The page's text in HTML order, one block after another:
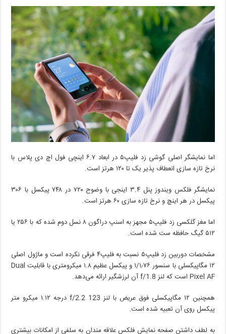
اما نمایشگر اصلی گوشی زد فلیپ۵ در ابعاد ۶.۷ اینچی فول اچ دی پلاس با
نرخ تازه سازی انعطاف پذیر یک تا ۱۲۰ هرتز است.
نمایشگر فلکس ویندوز پنل ۳.۴ اینجی با وضوح ۷۲۰ در ۷۴۸ پیکسل با ۳۰۶
پیکسل در هر اینچ و نرخ تازه سازی ۶۰ هرتز است.
اما مغز گلکسی زد فلیپ۵ مجهز به اسنپ دراگون ۸ نسل دوم شده که با ۲۵۶ یا
۵۱۲ گیگ حافظه ست شده است.
مشخصات دوربین زد فلیپ۵ نسبت به فلیپ۴ فرقی نکرده است و ماژول اصلی
۱۲ مگاپیکسلی با سنسور ۱/۱٫۷۶ و پیکسل عظیم ۱.۸ میکرومتری با قابلیت Dual
Pixel AF است که لنز f/1.8 آن لرزشگیر ارائه می‌دهد.
همچنین ۱۲ مگاپیکسلی فوق عریض با لنز f/2.2 123 درجه ۱.۱۲ میکرو متر
پیکسل روی آن تعبیه شده است.
به لطف داشتن صفحه نمایش فلکس علاقه مندان به سلفی از امکانات بیشتری